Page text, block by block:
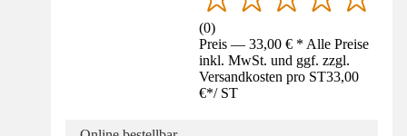
(0)
Preis — 33,00 € * Alle Preise
inkl. MwSt. und ggf. zzgl.
Versandkosten pro ST33,00
€*/ ST